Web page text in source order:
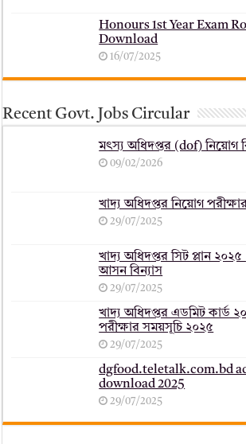
Honours 1st Year Exam
Download
16/07/2025
Recent Govt. Jobs Circular
মৎস্য অধিদপ্তর (dof) নিয়োগ
09/02/2026
খাদ্য অধিদপ্তর নিয়োগ
29/07/2025
খাদ্য অধিদপ্তর সিট প্লান
আসন বিন্যাস
29/07/2025
খাদ্য অধিদপ্তর এডমিট কার্ড
পরীক্ষার সময়সূচি ২০২৫
29/07/2025
dgfood.teletalk.com.bd
download 2025
29/07/2025